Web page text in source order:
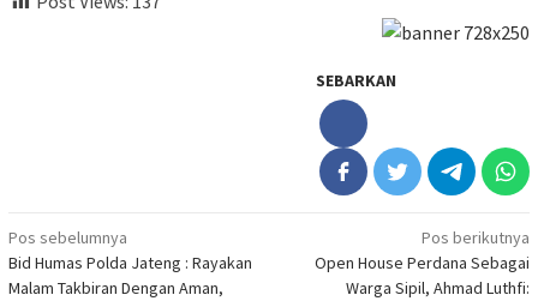
SEBARKAN
Navigasi
pos
Pos sebelumnya
Bid Humas Polda Jateng : Rayakan
Malam Takbiran Dengan Aman,
Pos berikutnya
Open House Perdana Sebagai
Warga Sipil, Ahmad Luthfi: